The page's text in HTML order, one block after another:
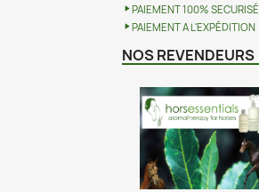
PAIEMENT 100% SECURISÉ
PAIEMENT A L'EXPÉDITION
NOS REVENDEURS